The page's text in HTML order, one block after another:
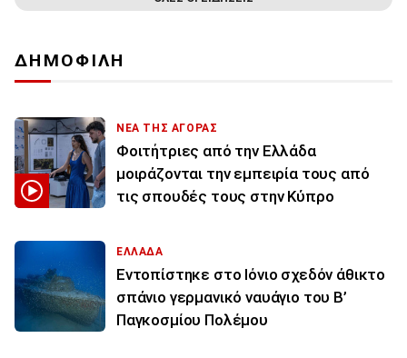
ΔΗΜΟΦΙΛΗ
ΝΕΑ ΤΗΣ ΑΓΟΡΑΣ
Φοιτήτριες από την Ελλάδα
μοιράζονται την εμπειρία τους από
τις σπουδές τους στην Κύπρο
ΕΛΛΑΔΑ
Εντοπίστηκε στο Ιόνιο σχεδόν άθικτο
σπάνιο γερμανικό ναυάγιο του Β’
Παγκοσμίου Πολέμου